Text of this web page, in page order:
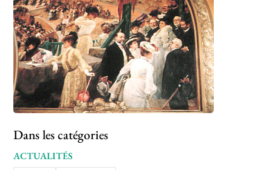
Dans les catégories
ACTUALITÉS